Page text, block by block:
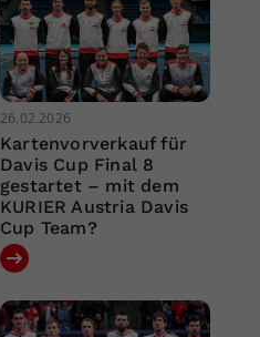
26.02.2026
Kartenvorverkauf für
Davis Cup Final 8
gestartet – mit dem
KURIER Austria Davis
Cup Team?